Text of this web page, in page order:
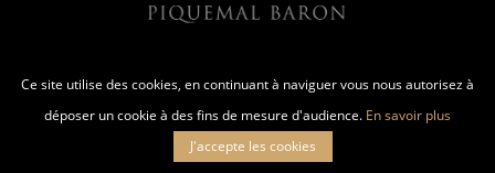
27 RUE CROIX-BARAGNON 31000 TOULOUSE
Ce site utilise des cookies, en continuant à naviguer vous nous autorisez à
déposer un cookie à des fins de mesure d'audience. En savoir plus
J'accepte les cookies